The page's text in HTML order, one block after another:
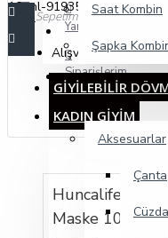
Yardım Talebi
Siparişlerim
Sepetim
Alışveriş sepetiniz
Saat Kombin
Şapka
GİYİLEBİLİR
KADIN GİYİM
Aksesuarlar
Çanta
Huncalife
Maske 10ml